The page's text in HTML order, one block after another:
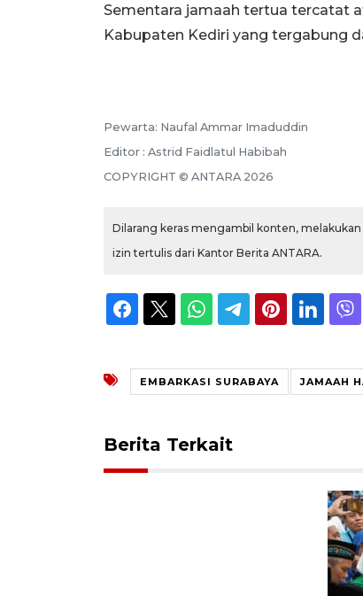
Sementara jamaah tertua tercatat
Kabupaten Kediri yang tergabung
Pewarta: Naufal Ammar Imaduddin
Editor : Astrid Faidlatul Habibah
COPYRIGHT © ANTARA 2026
Dilarang keras mengambil konten,
izin tertulis dari Kantor Berita ANTARA.
EMBARKASI SURABAYA JAMAAH
Berita Terkait